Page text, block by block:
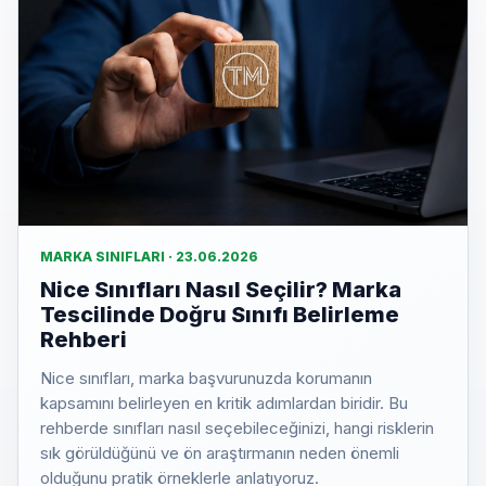
MARKA SINIFLARI · 23.06.2026
Nice Sınıfları Nasıl Seçilir? Marka
Tescilinde Doğru Sınıfı Belirleme
Rehberi
Nice sınıfları, marka başvurunuzda korumanın
kapsamını belirleyen en kritik adımlardan biridir. Bu
rehberde sınıfları nasıl seçebileceğinizi, hangi risklerin
sık görüldüğünü ve ön araştırmanın neden önemli
olduğunu pratik örneklerle anlatıyoruz.